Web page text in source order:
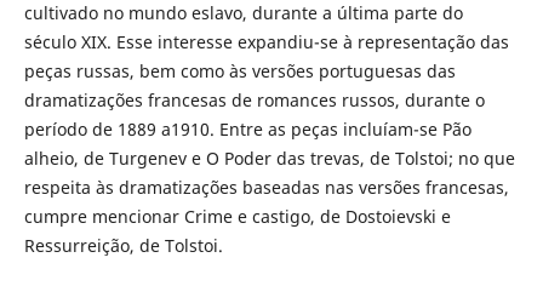
cultivado no mundo eslavo, durante a última parte do
século XIX. Esse interesse expandiu-se à representação das
peças russas, bem como às versões portuguesas das
dramatizações francesas de romances russos, durante o
período de 1889 a1910. Entre as peças incluíam-se Pão
alheio, de Turgenev e O Poder das trevas, de Tolstoi; no que
respeita às dramatizações baseadas nas versões francesas,
cumpre mencionar Crime e castigo, de Dostoievski e
Ressurreição, de Tolstoi.